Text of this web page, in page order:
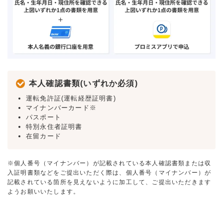
本人確認書類(いずれか必須)
運転免許証(運転経歴証明書)
マイナンバーカード※
パスポート
特別永住者証明書
在留カード
※個人番号（マイナンバー）が記載されている本人確認書類または収
入証明書類などをご提出いただく際は、個人番号（マイナンバー）が
記載されている箇所を見えないように加工して、ご提出いただきます
ようお願いいたします。